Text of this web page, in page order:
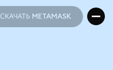
СКАЧАТЬ METAMASK